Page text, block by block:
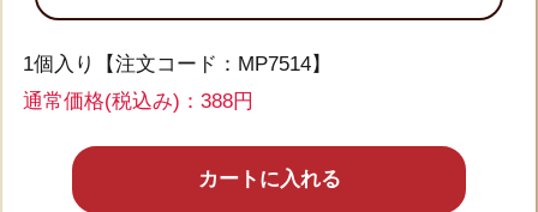
1個入り【注文コード：MP7514】
通常価格(税込み)： 388円
カートに入れる